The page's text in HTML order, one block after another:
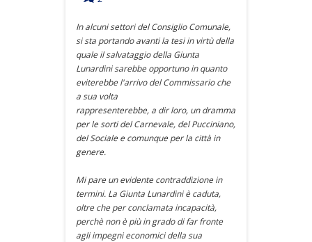
In alcuni settori del Consiglio Comunale,
si sta portando avanti la tesi in virtù della
quale il salvataggio della Giunta
Lunardini sarebbe opportuno in quanto
eviterebbe l'arrivo del Commissario che
a sua volta
rappresenterebbe, a dir loro, un dramma
per le sorti del Carnevale, del Pucciniano,
del Sociale e comunque per la città in
genere.
Mi pare un evidente contraddizione in
termini. La Giunta Lunardini è caduta,
oltre che per conclamata incapacità,
perchè non è più in grado di far fronte
agli impegni economici della sua